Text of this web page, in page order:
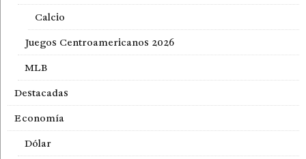
Calcio
Juegos Centroamericanos 2026
MLB
Destacadas
Economía
Dólar